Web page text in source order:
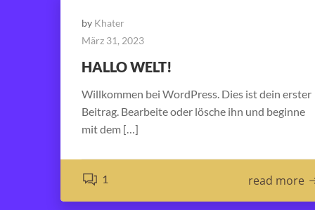
by Khater
März 31, 2023
HALLO WELT!
Willkommen bei WordPress. Dies ist dein erster
Beitrag. Bearbeite oder lösche ihn und beginne
mit dem […]
1 read more